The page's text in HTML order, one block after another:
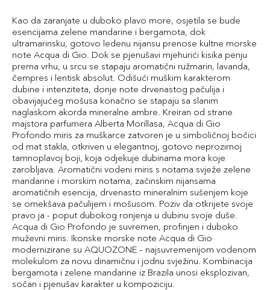
Kao da zaranjate u duboko plavo more, osjetila se bude
esencijama zelene mandarine i bergamota, dok
ultramarinsku, gotovo ledenu nijansu prenose kultne morske
note Acqua di Gio. Dok se pjenušavi mjehurići kisika penju
prema vrhu, u srcu se stapaju aromatični ružmarin, lavanda,
čempres i lentisk absolut. Odišući muškim karakterom
dubine i intenziteta, donje note drvenastog pačulija i
obavijajućeg mošusa konačno se stapaju sa slanim
naglaskom akorda mineralne ambre. Kreiran od strane
majstora parfumera Alberta Morillasa, Acqua di Gio
Profondo miris za muškarce zatvoren je u simboličnoj bočici
od mat stakla, otkriven u elegantnoj, gotovo neprozirnoj
tamnoplavoj boji, koja odjekuje dubinama mora koje
zarobljava. Aromatični vodeni miris s notama svježe zelene
mandarine i morskim notama, začinskim nijansama
aromatičnih esencija, drvenasto mineralnim sušenjem koje
se omekšava pačulijem i mošusom. Poziv da otkrijete svoje
pravo ja - poput dubokog ronjenja u dubinu svoje duše.
Acqua di Gio Profondo je suvremen, profinjen i duboko
muževni miris. Ikonske morske note Acqua di Gio
modernizirane su AQUOZONE – najsuvremenijom vodenom
molekulom za novu dinamičnu i jodnu svježinu. Kombinacija
bergamota i zelene mandarine iz Brazila unosi eksplozivan,
sočan i pjenušav karakter u kompoziciju.